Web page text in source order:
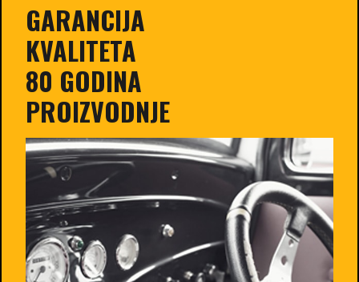
GARANCIJA
KVALITETA
80 GODINA
PROIZVODNJE